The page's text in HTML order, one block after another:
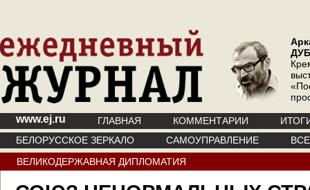
www.ej.ru ГЛАВНАЯ КОММЕНТАРИИ
БЕЛОРУССКОЕ ЗЕРКАЛО
САМОУПРАВЛЕНИЕ
ВЕЛИКОДЕРЖАВНАЯ ДИПЛОМАТИЯ